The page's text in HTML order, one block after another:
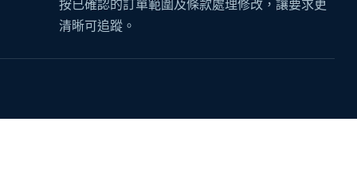
按已確認的訂單範圍及條款處理修改，讓要求更
清晰可追蹤。